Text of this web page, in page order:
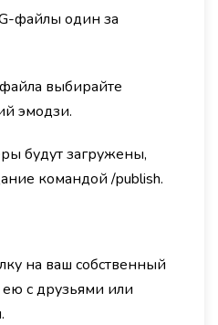
файлы один за
выбирайте
эмодзи.
будут загружены,
командой /publish.
на ваш собственный
с друзьями или